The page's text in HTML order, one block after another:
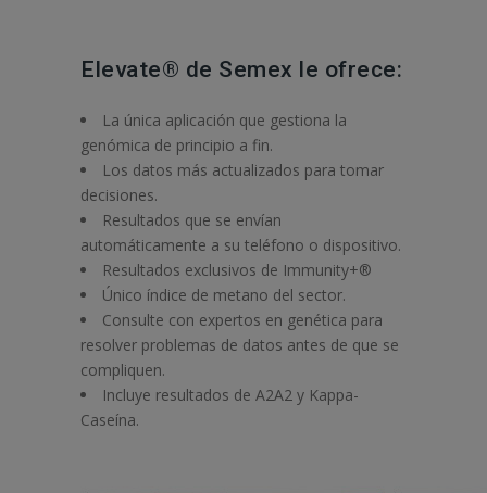
Elevate® de Semex le ofrece:
La única aplicación que gestiona la
genómica de principio a fin.
Los datos más actualizados para tomar
decisiones.
Resultados que se envían
automáticamente a su teléfono o dispositivo.
Resultados exclusivos de Immunity+®
Único índice de metano del sector.
Consulte con expertos en genética para
resolver problemas de datos antes de que se
compliquen.
Incluye resultados de A2A2 y Kappa-
Caseína.